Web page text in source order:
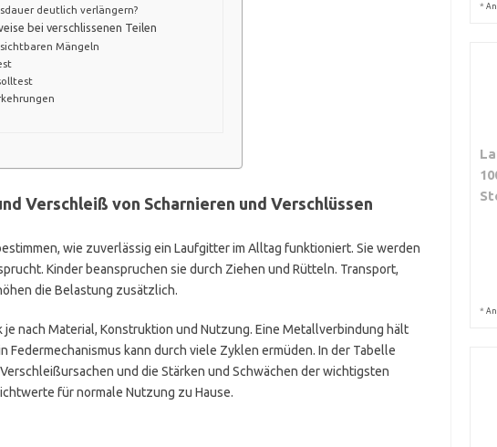
deutlich verlängern?
bei verschlissenen Teilen
Mängeln
Verschleiß von Scharnieren und Verschlüssen
wie zuverlässig ein Laufgitter im Alltag funktioniert. Sie werden
Kinder beanspruchen sie durch Ziehen und Rütteln. Transport,
die Belastung zusätzlich.
je nach Material, Konstruktion und Nutzung. Eine Metallverbindung hält
Federmechanismus kann durch viele Zyklen ermüden. In der Tabelle
und die Stärken und Schwächen der wichtigsten
für normale Nutzung zu Hause.
*
*